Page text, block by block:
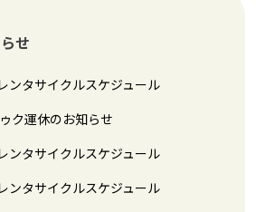
せ
ンタサイクルスケジュール
ク運休のお知らせ
ンタサイクルスケジュール
ンタサイクルスケジュール